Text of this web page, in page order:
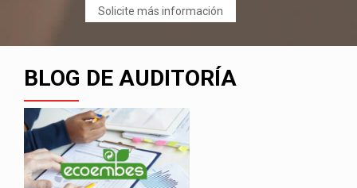
Solicite más información
BLOG DE AUDITORÍA